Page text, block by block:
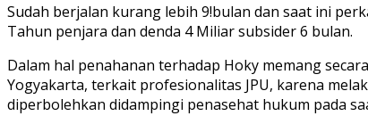
Sudah berjalan kurang lebih 9!bulan dan saat ini
Tahun penjara dan denda 4 Miliar subsider 6 bulan.
Dalam hal penahanan terhadap Hoky memang
Yogyakarta, terkait profesionalitas JPU, karena
diperbolehkan didampingi penasehat hukum pada